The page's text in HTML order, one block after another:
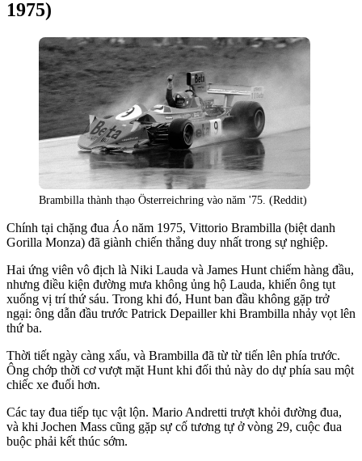
1975)
Brambilla thành thạo Österreichring vào năm '75. (Reddit)
Chính tại chặng đua Áo năm 1975, Vittorio Brambilla (biệt danh
Gorilla Monza) đã giành chiến thắng duy nhất trong sự nghiệp.
Hai ứng viên vô địch là Niki Lauda và James Hunt chiếm hàng đầu,
nhưng điều kiện đường mưa không ủng hộ Lauda, khiến ông tụt
xuống vị trí thứ sáu. Trong khi đó, Hunt ban đầu không gặp trở
ngại: ông dẫn đầu trước Patrick Depailler khi Brambilla nhảy vọt lên
thứ ba.
Thời tiết ngày càng xấu, và Brambilla đã từ từ tiến lên phía trước.
Ông chớp thời cơ vượt mặt Hunt khi đối thủ này do dự phía sau một
chiếc xe đuối hơn.
Các tay đua tiếp tục vật lộn. Mario Andretti trượt khỏi đường đua,
và khi Jochen Mass cũng gặp sự cố tương tự ở vòng 29, cuộc đua
buộc phải kết thúc sớm.